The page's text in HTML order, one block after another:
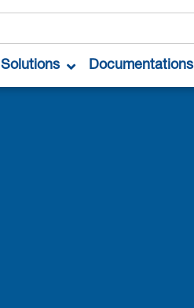
Solutions Documentations